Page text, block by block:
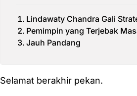
Lindawaty Chandra Gali
Pemimpin yang Terjebak
Jauh Pandang
Selamat berakhir pekan.